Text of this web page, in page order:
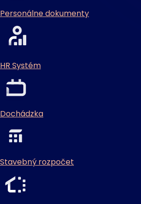
Personálne dokumenty
HR Systém
Dochádzka
Stavebný rozpočet